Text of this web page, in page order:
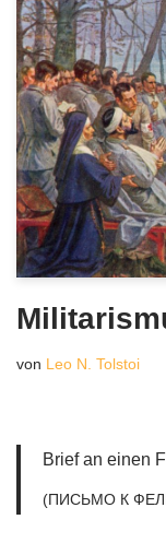
von Leo N. Tolstoi
Brief an einen
(ПИСЬМО К